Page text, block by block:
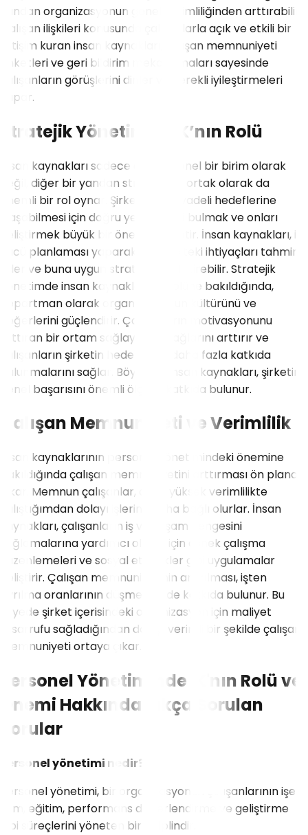
yandan organizasyonun genel verimliliğinden arttırabilir.
Çalışan ilişkileri konusunda çalışanlarla açık ve etkili bir
iletişim kuran insan kaynakları, çalışan memnuniyeti
anketleri ve geri bildirim mekanizmaları sayesinde
çalışanların görüşlerini dinler ve gerekli iyileştirmeleri
yapar.
Stratejik Yönetimde İK’nın Rolü
İnsan kaynakları sadece operasyonel bir birim olarak
değil, diğer bir yandan stratejik bir ortak olarak da
önemli bir rol oynar. Şirketin uzun vadeli hedeflerine
ulaşabilmesi için doğru yetenekleri bulmak ve onları
geliştirmek büyük bir öneme sahiptir. İnsan kaynakları, iş
gücü planlaması yaparak gelecekteki ihtiyaçları tahmin
eder ve buna uygun stratejiler geliştirebilir. Stratejik
yönetimde insan kaynaklarının rolüne bakıldığında,
departman olarak organizasyonun kültürünü ve
değerlerini güçlendirir. Çalışanların motivasyonunu
arttıran bir ortam sağlayarak, bağlarını arttırır ve
çalışanların şirketin hedeflerine daha fazla katkıda
bulunmalarını sağlar. Böylelikle insan kaynakları, şirketin
genel başarısını önemli ölçüde katkıda bulunur.
Çalışan Memnuniyeti ve Verimlilik
İnsan kaynaklarının personel yönetimindeki önemine
bakıldığında çalışan memnuniyetini arttırması ön plana
çıkar. Memnun çalışanlar, daha yüksek verimlilikte
çalıştığımdan dolayı işlerine daha bağlı olurlar. İnsan
kaynakları, çalışanların iş ve yaşam dengesini
sağlamalarına yardımcı olmak için esnek çalışma
düzenlemeleri ve sosyal etkinlikler gibi uygulamalar
geliştirir. Çalışan memnuniyetinin artırılması, işten
ayrılma oranlarının düşmesine de katkıda bulunur. Bu
sayede şirket içerisindeki organizasyon için maliyet
tasarrufu sağladığından dolayı verimli bir şekilde çalışan
memnuniyeti ortaya çıkar.
Personel Yönetiminde İK'nın Rolü ve
Önemi Hakkında Sıkça Sorulan
Sorular
Personel yönetimi nedir?
Personel yönetimi, bir organizasyonun çalışanlarının işe
alım, eğitim, performans değerlendirme ve geliştirme
gibi süreçlerini yöneten bir disiplindir.